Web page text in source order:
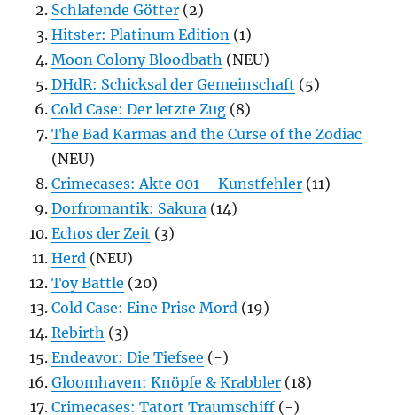
Schlafende Götter (2)
Hitster: Platinum Edition (1)
Moon Colony Bloodbath (NEU)
DHdR: Schicksal der Gemeinschaft (5)
Cold Case: Der letzte Zug (8)
The Bad Karmas and the Curse of the Zodiac
(NEU)
Crimecases: Akte 001 – Kunstfehler (11)
Dorfromantik: Sakura (14)
Echos der Zeit (3)
Herd (NEU)
Toy Battle (20)
Cold Case: Eine Prise Mord (19)
Rebirth (3)
Endeavor: Die Tiefsee (-)
Gloomhaven: Knöpfe & Krabbler (18)
Crimecases: Tatort Traumschiff (-)